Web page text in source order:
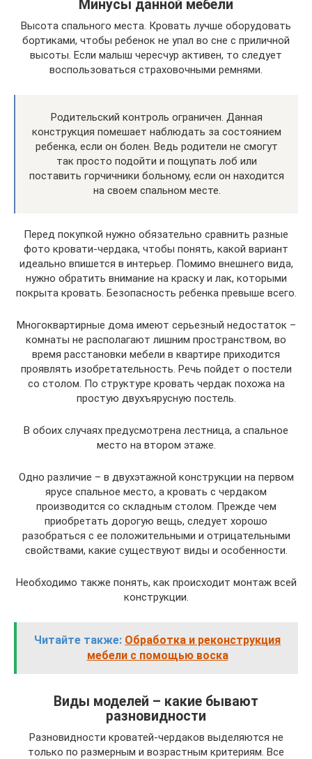
Минусы данной мебели
Высота спального места. Кровать лучше оборудовать
бортиками, чтобы ребенок не упал во сне с приличной
высоты. Если малыш чересчур активен, то следует
воспользоваться страховочными ремнями.
Родительский контроль ограничен. Данная
конструкция помешает наблюдать за состоянием
ребенка, если он болен. Ведь родители не смогут
так просто подойти и пощупать лоб или
поставить горчичники больному, если он находится
на своем спальном месте.
Перед покупкой нужно обязательно сравнить разные
фото кровати-чердака, чтобы понять, какой вариант
идеально впишется в интерьер. Помимо внешнего вида,
нужно обратить внимание на краску и лак, которыми
покрыта кровать. Безопасность ребенка превыше всего.
Многоквартирные дома имеют серьезный недостаток –
комнаты не располагают лишним пространством, во
время расстановки мебели в квартире приходится
проявлять изобретательность. Речь пойдет о постели
со столом. По структуре кровать чердак похожа на
простую двухъярусную постель.
В обоих случаях предусмотрена лестница, а спальное
место на втором этаже.
Одно различие – в двухэтажной конструкции на первом
ярусе спальное место, а кровать с чердаком
производится со складным столом. Прежде чем
приобретать дорогую вещь, следует хорошо
разобраться с ее положительными и отрицательными
свойствами, какие существуют виды и особенности.
Необходимо также понять, как происходит монтаж всей
конструкции.
Читайте также: Обработка и реконструкция
мебели с помощью воска
Виды моделей – какие бывают
разновидности
Разновидности кроватей-чердаков выделяются не
только по размерным и возрастным критериям. Все